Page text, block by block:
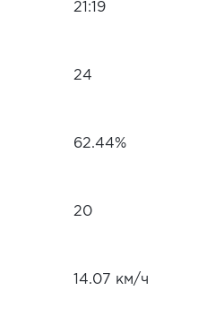
21:19
24
62.44%
20
14.07 км/ч